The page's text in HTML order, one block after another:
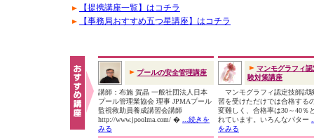
【提携講座一覧】はコチラ
【事務局おすすめ五つ星講座】はコチラ
プールの安全管理講座
講師：布施 賀晶 一般社団法人日本
プール管理業協会 理事 JPMAプール
監視救助員養成講習会講師
http://www.jpoolma.com/ �
...続きを
みる
マンモグラフィ認
験対策講座
マンモグラフィ認定技師試
習を受けただけでは合格する
変難しく、合格率は30～40％
れています。いろんなパター
をみる